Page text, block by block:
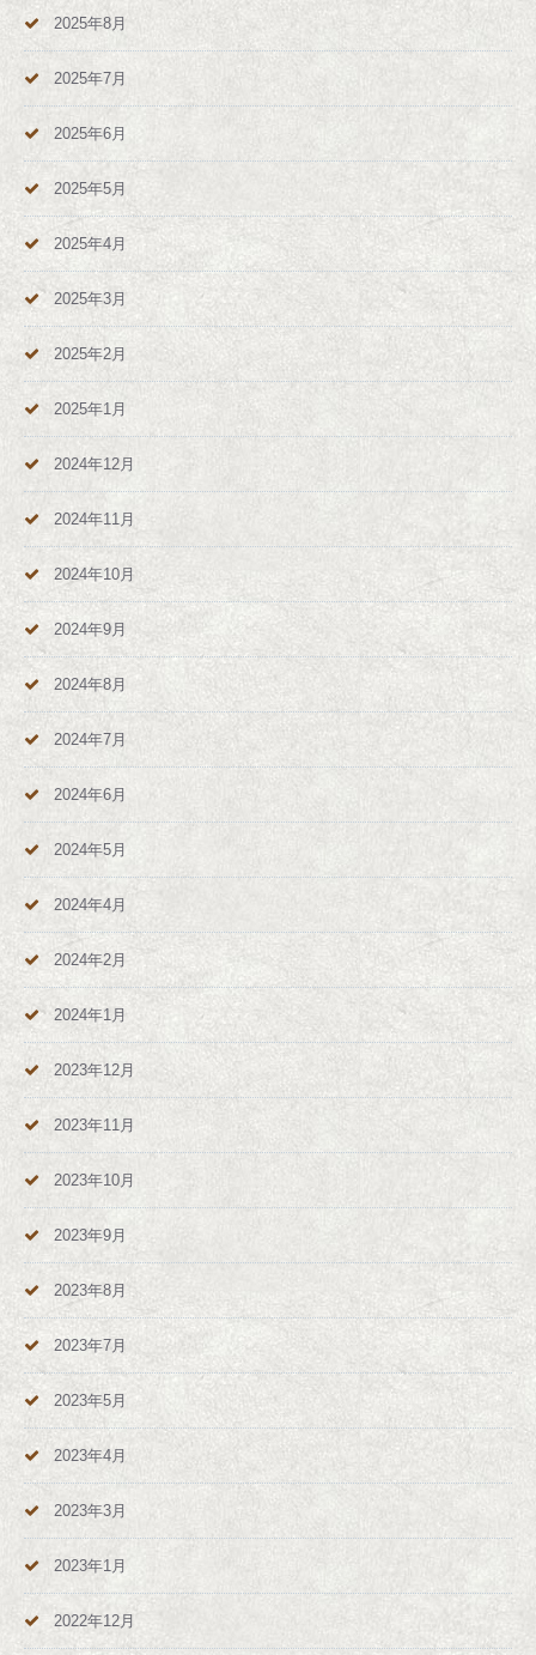
2025年8月
2025年7月
2025年6月
2025年5月
2025年4月
2025年3月
2025年2月
2025年1月
2024年12月
2024年11月
2024年10月
2024年9月
2024年8月
2024年7月
2024年6月
2024年5月
2024年4月
2024年2月
2024年1月
2023年12月
2023年11月
2023年10月
2023年9月
2023年8月
2023年7月
2023年5月
2023年4月
2023年3月
2023年1月
2022年12月